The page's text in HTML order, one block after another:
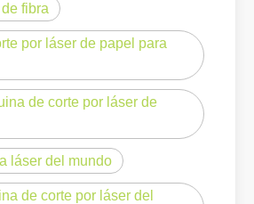
¿Es caro el dispositivo de soldadura láser? ¿Cómo comprar uno rentable?
ingeniería modernas, la precisión y la
fibra
por láser de papel para
de corte por láser de
láser del mundo
de corte por láser del